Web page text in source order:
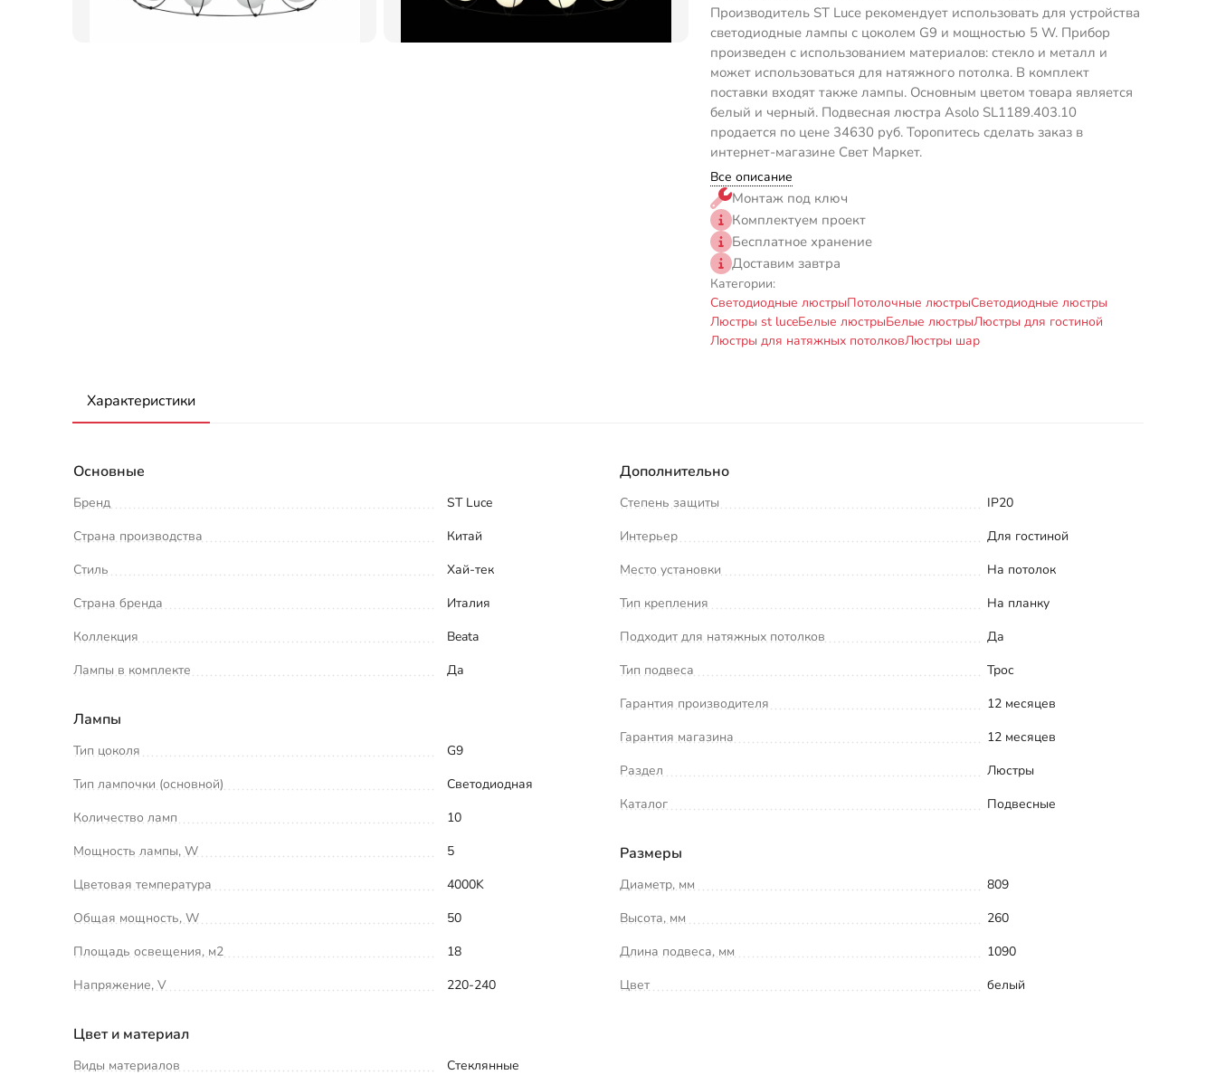
Производитель ST Luce рекомендует использовать для устройства
светодиодные лампы с цоколем G9 и мощностью 5 W. Прибор
произведен с использованием материалов: стекло и металл и
может использоваться для натяжного потолка. В комплект
поставки входят также лампы. Основным цветом товара является
белый и черный. Подвесная люстра Asolo SL1189.403.10
продается по цене 34630 руб. Торопитесь сделать заказ в
интернет-магазине Свет Маркет.
Все описание
Монтаж под ключ
Комплектуем проект
Бесплатное хранение
Доставим завтра
Категории:
Светодиодные люстрыПотолочные люстрыСветодиодные люстры
Люстры st luceБелые люстрыБелые люстрыЛюстры для гостиной
Люстры для натяжных потолковЛюстры шар
Характеристики
Основные
Бренд
ST Luce
Страна производства
Китай
Стиль
Хай-тек
Страна бренда
Италия
Коллекция
Beata
Лампы в комплекте
Да
Лампы
Тип цоколя
G9
Тип лампочки (основной)
Светодиодная
Количество ламп
10
Мощность лампы, W
5
Цветовая температура
4000K
Общая мощность, W
50
Площадь освещения, м2
18
Напряжение, V
220-240
Цвет и материал
Виды материалов
Стеклянные
Дополнительно
Степень защиты
IP20
Интерьер
Для гостиной
Место установки
На потолок
Тип крепления
На планку
Подходит для натяжных потолков
Да
Тип подвеса
Трос
Гарантия производителя
12 месяцев
Гарантия магазина
12 месяцев
Раздел
Люстры
Каталог
Подвесные
Размеры
Диаметр, мм
809
Высота, мм
260
Длина подвеса, мм
1090
Цвет
белый